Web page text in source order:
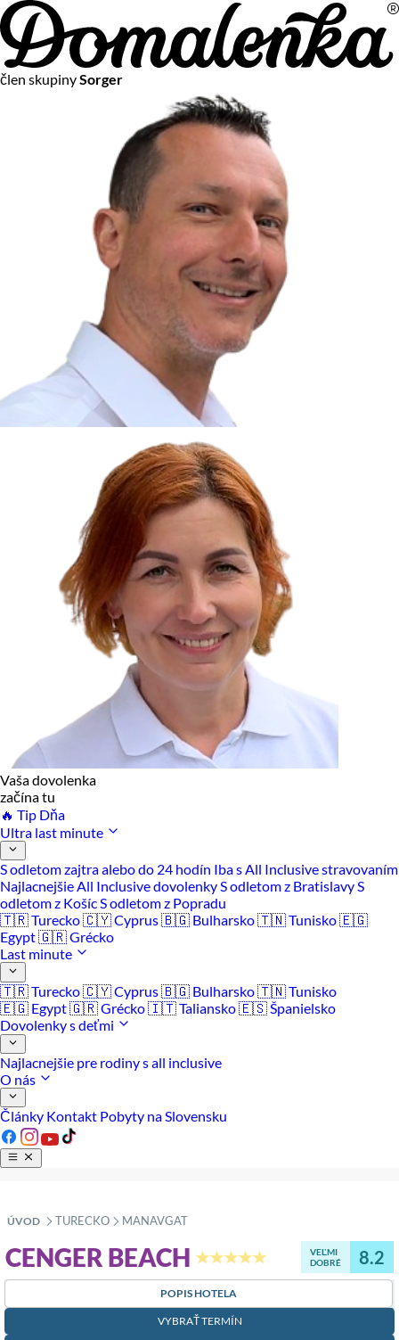
člen skupinySorger
Vaša dovolenka
začína tu
🔥 Tip Dňa
Ultra last minute
S odletom zajtra alebo do 24 hodín Iba s All Inclusive stravovaním
Najlacnejšie All Inclusive dovolenkyS odletom z BratislavyS
odletom z KošícS odletom z Popradu
🇹🇷 Turecko🇨🇾 Cyprus🇧🇬 Bulharsko🇹🇳 Tunisko🇪🇬
Egypt🇬🇷 Grécko
Last minute
🇹🇷 Turecko🇨🇾 Cyprus🇧🇬 Bulharsko🇹🇳 Tunisko
🇪🇬 Egypt🇬🇷 Grécko🇮🇹 Taliansko🇪🇸 Španielsko
Dovolenky s deťmi
Najlacnejšie pre rodiny s all inclusive
O nás
Články Kontakt Pobyty na Slovensku
ÚVOD »
TURECKO »
MANAVGAT
CENGER BEACH ★★★★★
VEĽMI
DOBRÉ
8.2
POPIS HOTELA
VYBRAŤ TERMÍN
Na vašom súkromí nám záleží
Chceme vám neustále poskytovať tie najlepšie služby.
Vzhľadom k platnej legislatíve od vás ale potrebujeme súhlas
s používaním súborov cookies.
Viac o personalizácii a meraní
Aby sme vedeli, čo sa deje na webových stránkach a aby sme
vám mohli prispôsobiť ponuky na mieru či reklamu,
používame cookies a taktiežslužby spoločnosti Google
Čo sú cookies?
Cookies sú malé textové súbory, ktoré môžu byť používané
webovými stránkami, aby zefektívnili používateľský zážitok.
Vďaka cookies vám môžeme ponúkať služby podľa toho, čo
naozaj hľadáte a chcete nájsť.
Kedykoľvek sa môžete slobodne rozhodnúť, ktoré typy
používania cookies chcete umožniť.
Zákon uvádza, že môžeme ukladať cookies na vašom
zariadení, pokiaľ sú nevyhnutne nutné pre prevádzku tejto
Cookies, ktoré používame
Technické a nevyhnutné cookies
Analytické a marketingové cookies
Reklamné úložisko
Reklamné používateľské dáta
Personalizácia reklám
Povoliť vybrané
Odmietnuť